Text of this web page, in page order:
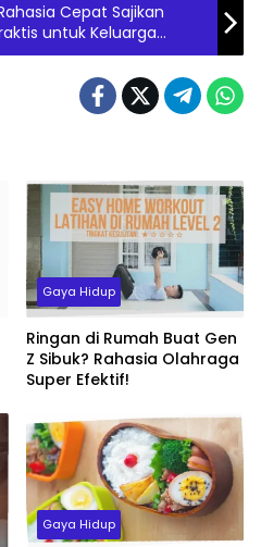
Cepat Sajikan
untuk Keluarga
Gaya Hidup
Ringan di Rumah Buat Gen
Z Sibuk? Rahasia Olahraga
Super Efektif!
Gaya Hidup